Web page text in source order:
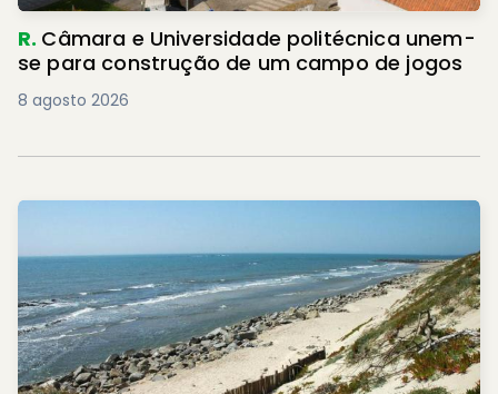
R. Câmara e Universidade politécnica unem-
se para construção de um campo de jogos
8 agosto 2026